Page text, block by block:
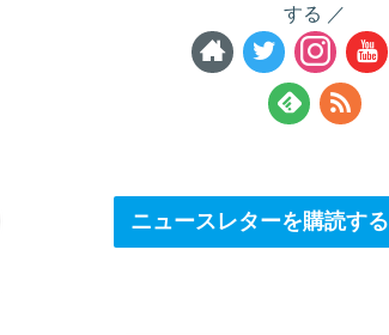
する
ニュースレターを購読する